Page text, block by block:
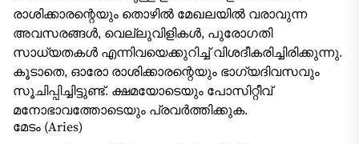
രാശിക്കാരന്റെയും തൊഴിൽ മേഖലയിൽ വരാവുന്ന
അവസരങ്ങൾ, വെല്ലുവിളികൾ, പുരോഗതി
സാധ്യതകൾ എന്നിവയെക്കുറിച്ച് വിശദീകരിച്ചിരിക്കുന്നു.
കൂടാതെ, ഓരോ രാശിക്കാരന്റെയും ഭാഗ്യദിവസവും
സൂചിപ്പിച്ചിട്ടുണ്ട്. ക്ഷമയോടെയും പോസിറ്റീവ്
മനോഭാവത്തോടെയും പ്രവർത്തിക്കുക.
മേടം (Aries)